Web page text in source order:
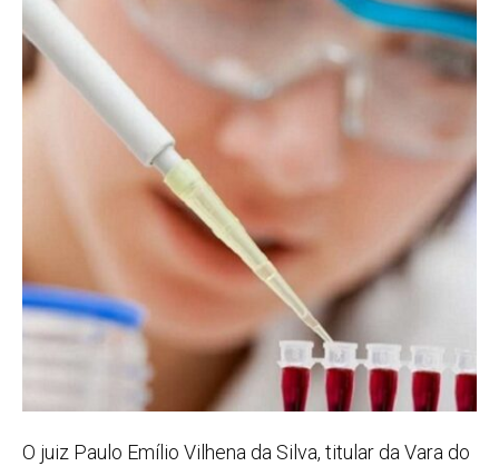
O juiz Paulo Emílio Vilhena da Silva, titular da Vara do